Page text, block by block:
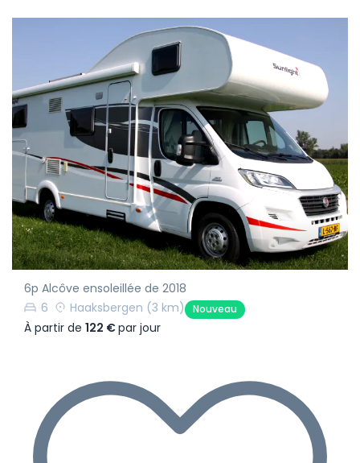
6p Alcôve ensoleillée de 2018
6
Haaksbergen (3 km) Nouveau
À partir de 122 €par jour